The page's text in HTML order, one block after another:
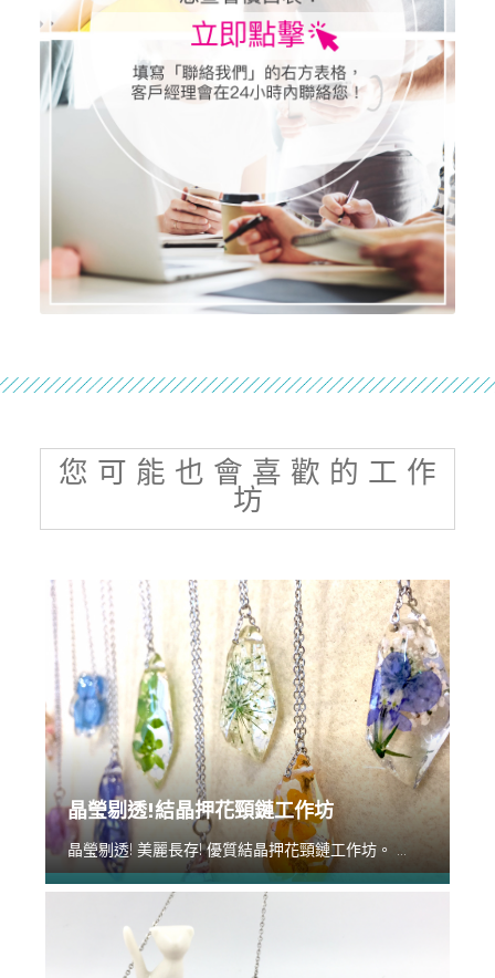
您 可 能 也 會 喜 歡 的 工 作
坊
晶瑩剔透!結晶押花頸鏈工作坊
晶瑩剔透! 美麗長存! 優質結晶押花頸鏈工作坊。 ...